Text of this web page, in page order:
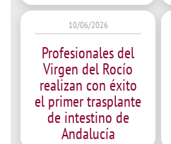
10/06/2026
Profesionales del
Virgen del Rocío
realizan con éxito
el primer trasplante
de intestino de
Andalucía